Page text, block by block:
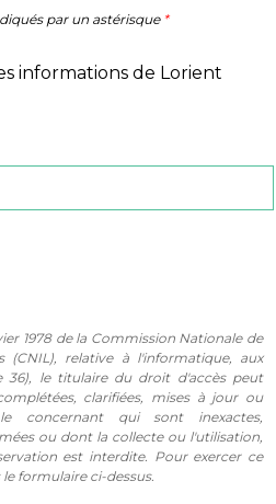
par un astérisque *
informations de Lorient
1978 de la Commission Nationale de
(CNIL), relative à l'informatique, aux
36), le titulaire du droit d'accès peut
clarifiées, mises à jour ou
concernant qui sont inexactes,
ou dont la collecte ou l'utilisation,
est interdite. Pour exercer ce
formulaire ci-dessus.